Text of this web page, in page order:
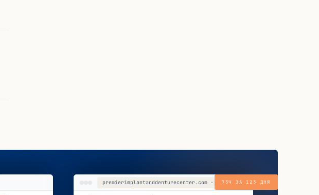
73Ч ЗА 123 ДНЯ
premierimplantanddenturecenter.com · mobile